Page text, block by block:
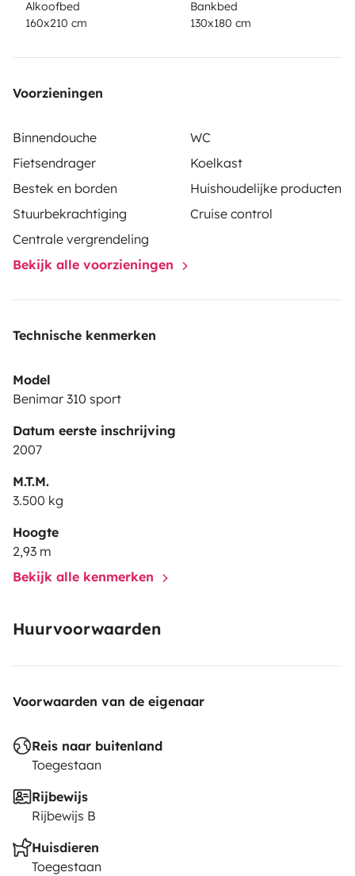
Alkoofbed
160x210 cm
Bankbed
130x180 cm
Voorzieningen
Binnendouche
WC
Fietsendrager
Koelkast
Bestek en borden
Huishoudelijke producten
Stuurbekrachtiging
Cruise control
Centrale vergrendeling
Bekijk alle voorzieningen
Technische kenmerken
Model
Benimar 310 sport
Datum eerste inschrijving
2007
M.T.M.
3.500 kg
Hoogte
2,93 m
Bekijk alle kenmerken
Huurvoorwaarden
Voorwaarden van de eigenaar
Reis naar buitenland
Toegestaan
Rijbewijs
Rijbewijs B
Huisdieren
Toegestaan